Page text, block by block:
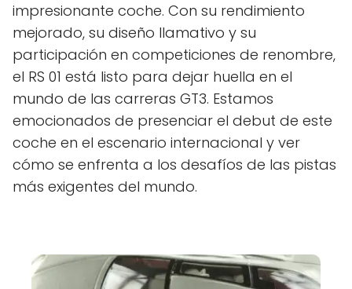
impresionante coche. Con su rendimiento
mejorado, su diseño llamativo y su
participación en competiciones de renombre,
el RS 01 está listo para dejar huella en el
mundo de las carreras GT3. Estamos
emocionados de presenciar el debut de este
coche en el escenario internacional y ver
cómo se enfrenta a los desafíos de las pistas
más exigentes del mundo.